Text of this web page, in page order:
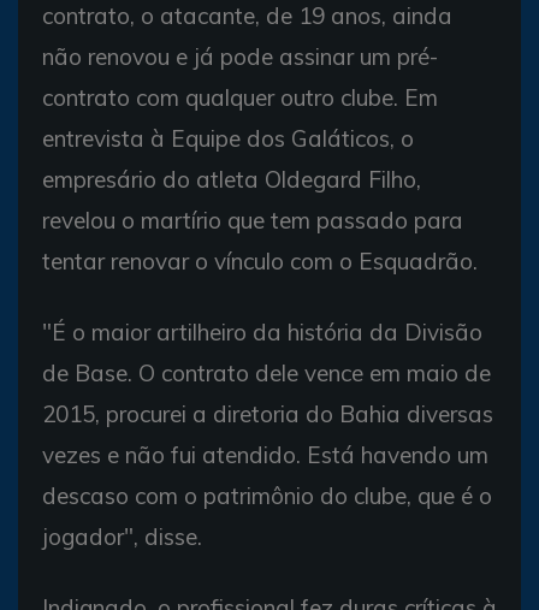
contrato, o atacante, de 19 anos, ainda
não renovou e já pode assinar um pré-
contrato com qualquer outro clube. Em
entrevista à Equipe dos Galáticos, o
empresário do atleta Oldegard Filho,
revelou o martírio que tem passado para
tentar renovar o vínculo com o Esquadrão.
"É o maior artilheiro da história da Divisão
de Base. O contrato dele vence em maio de
2015, procurei a diretoria do Bahia diversas
vezes e não fui atendido. Está havendo um
descaso com o patrimônio do clube, que é o
jogador", disse.